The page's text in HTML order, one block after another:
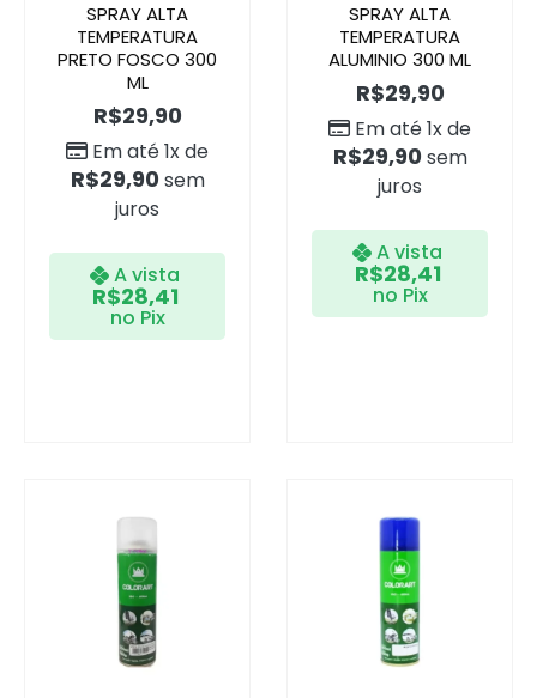
SPRAY ALTA
TEMPERATURA
PRETO FOSCO 300
ML
R$29,90
Em até 1x de
R$29,90 sem
juros
A vista
R$28,41
no Pix
SPRAY ALTA
TEMPERATURA
ALUMINIO 300 ML
R$29,90
Em até 1x de
R$29,90 sem
juros
A vista
R$28,41
no Pix